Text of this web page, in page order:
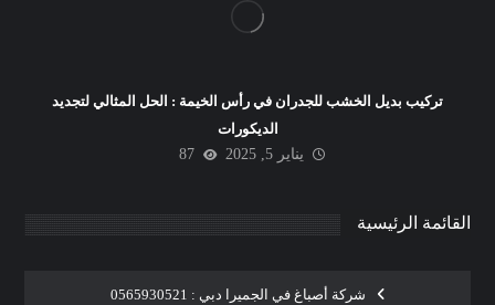
تركيب بديل الخشب للجدران في رأس الخيمة : الحل المثالي لتجديد
الديكورات
يناير 5, 2025
87
القائمة الرئيسية
شركة أصباغ في الجميرا دبي : 0565930521